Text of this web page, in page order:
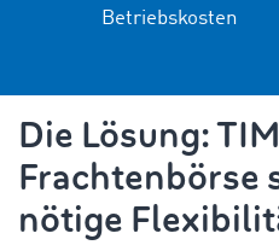
Betriebskosten
Die Lösung:
Frachtenbörse
nötige